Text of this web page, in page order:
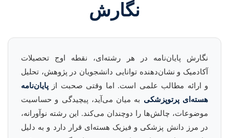
نگارش
نگارش پایان‌نامه در هر رشته‌ای، نقطه اوج تحصیلات
آکادمیک و نشان‌دهنده توانایی دانشجویان در پژوهش، تحلیل
و ارائه مطالب علمی است. اما وقتی صحبت از پایان‌نامه
هسته‌ای پرتوپزشکی به میان می‌آید، پیچیدگی و حساسیت
موضوعات، چالش‌ها را دوچندان می‌کند. این رشته نوآورانه،
در مرز دانش پزشکی و فیزیک هسته‌ای قرار دارد و به دلیل